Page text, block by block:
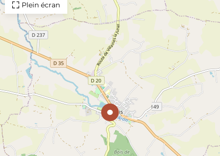
Plein écran